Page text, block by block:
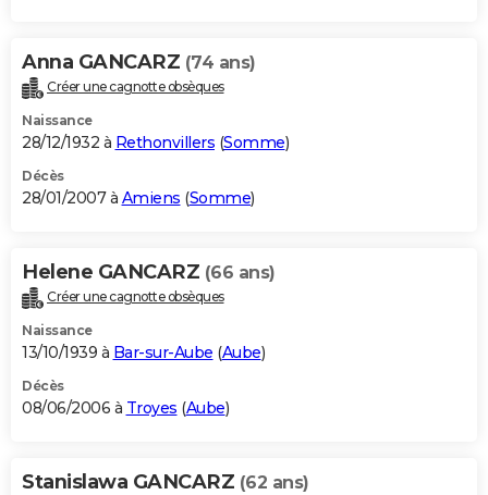
Anna GANCARZ (74 ans)
Créer une cagnotte obsèques
Naissance
28/12/1932 à Rethonvillers (Somme)
Décès
28/01/2007 à Amiens (Somme)
Helene GANCARZ (66 ans)
Créer une cagnotte obsèques
Naissance
13/10/1939 à Bar-sur-Aube (Aube)
Décès
08/06/2006 à Troyes (Aube)
Stanislawa GANCARZ (62 ans)